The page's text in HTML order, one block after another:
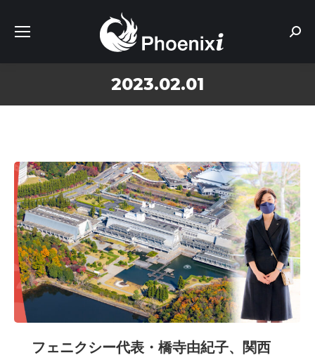
2023.02.01
フェニクシー代表・橋寺由紀子、関西